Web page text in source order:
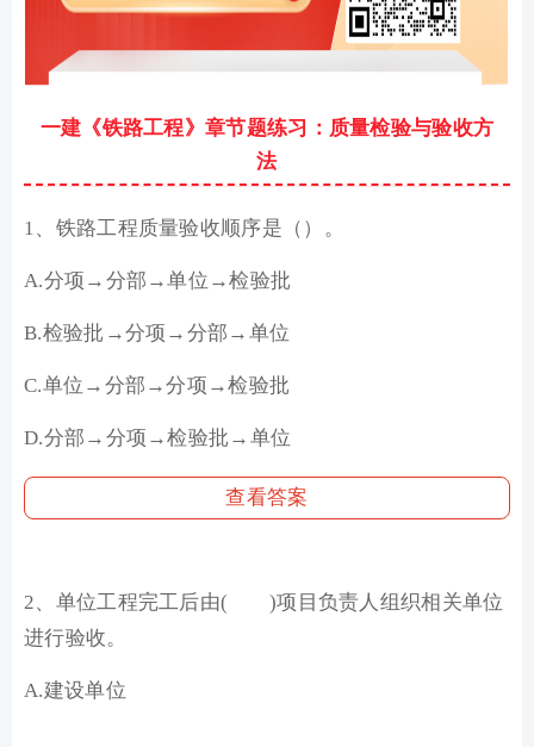
一建《铁路工程》章节题练习：质量检验与验收方
法
1、铁路工程质量验收顺序是（）。
A.分项→分部→单位→检验批
B.检验批→分项→分部→单位
C.单位→分部→分项→检验批
D.分部→分项→检验批→单位
查看答案
2、单位工程完工后由( )项目负责人组织相关单位
进行验收。
A.建设单位